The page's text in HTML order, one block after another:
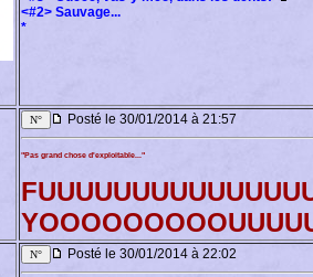
<#2> Sauvage...
*
Posté le 30/01/2014 à 21:57
"Pas grand chose d'exploitable..."
Posté le 30/01/2014 à 22:02